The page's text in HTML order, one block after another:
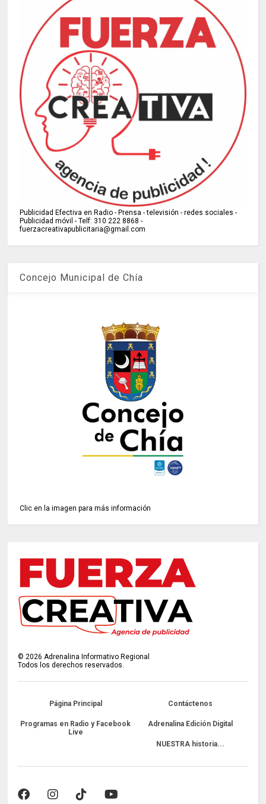
Publicidad Efectiva en Radio - Prensa - televisión - redes sociales -
Publicidad móvil - Telf: 310 222 8868 -
fuerzacreativapublicitaria@gmail.com
Concejo Municipal de Chía
Clic en la imagen para más información
©2026 Adrenalina Informativo Regional
Todos los derechos reservados.
Página Principal Contáctenos
Programas en Radio y Facebook
Live
Adrenalina Edición Digital
NUESTRA historia...